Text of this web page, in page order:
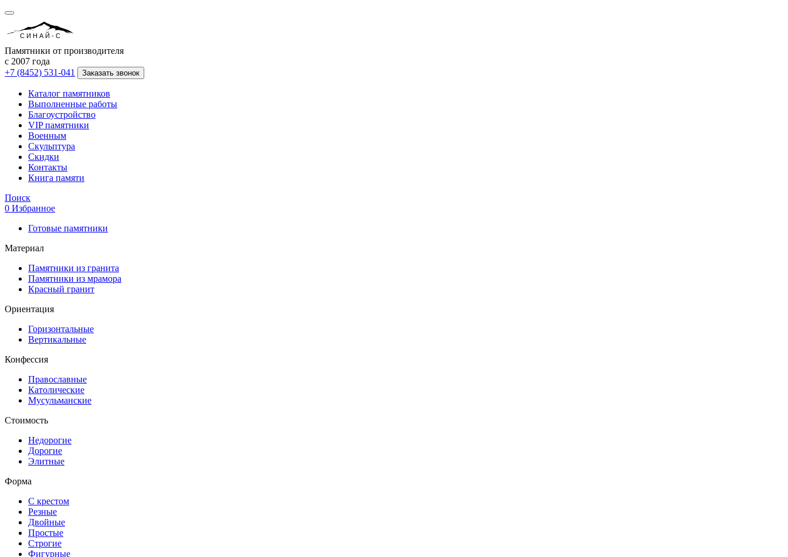
СИНАЙ-С
Памятники от производителя
с 2007 года
+7 (8452) 531-041
Заказать звонок
Каталог памятников
Выполненные работы
Благоустройство
VIP памятники
Военным
Скульптура
Скидки
Контакты
Книга памяти
Поиск
0 Избранное
Готовые памятники
Материал
Памятники из гранита
Памятники из мрамора
Красный гранит
Ориентация
Горизонтальные
Вертикальные
Конфессия
Православные
Католические
Мусульманские
Стоимость
Недорогие
Дорогие
Элитные
Форма
С крестом
Резные
Двойные
Простые
Строгие
Фигурные